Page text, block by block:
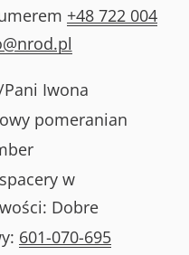
+48 722 004
Iwona
pomeranian
w
Dobre
601-070-695